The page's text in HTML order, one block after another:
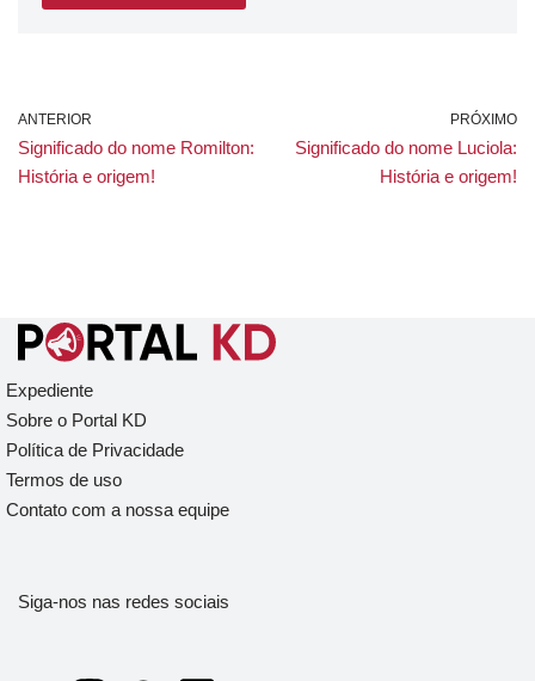
ANTERIOR
Significado do nome Romilton:
História e origem!
PRÓXIMO
Significado do nome Luciola:
História e origem!
Expediente
Sobre o Portal KD
Política de Privacidade
Termos de uso
Contato com a nossa equipe
Siga-nos nas redes sociais